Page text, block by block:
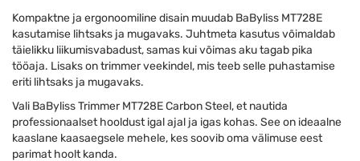
Kompaktne ja ergonoomiline disain muudab BaByliss MT728E
kasutamise lihtsaks ja mugavaks. Juhtmeta kasutus võimaldab
täielikku liikumisvabadust, samas kui võimas aku tagab pika
tööaja. Lisaks on trimmer veekindel, mis teeb selle puhastamise
eriti lihtsaks ja mugavaks.
Vali BaByliss Trimmer MT728E Carbon Steel, et nautida
professionaalset hooldust igal ajal ja igas kohas. See on ideaalne
kaaslane kaasaegsele mehele, kes soovib oma välimuse eest
parimat hoolt kanda.